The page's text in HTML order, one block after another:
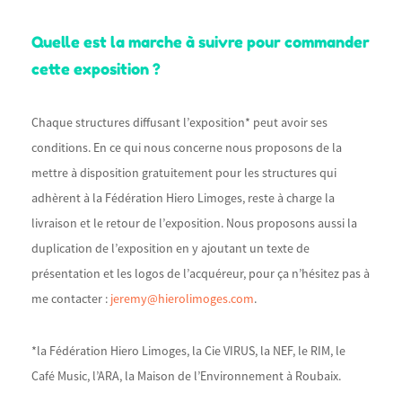
Quelle est la marche à suivre pour commander
cette exposition ?
Chaque structures diffusant l’exposition* peut avoir ses
conditions. En ce qui nous concerne nous proposons de la
mettre à disposition gratuitement pour les structures qui
adhèrent à la Fédération Hiero Limoges, reste à charge la
livraison et le retour de l’exposition. Nous proposons aussi la
duplication de l’exposition en y ajoutant un texte de
présentation et les logos de l’acquéreur, pour ça n’hésitez pas à
me contacter : jeremy@hierolimoges.com.
*la Fédération Hiero Limoges, la Cie VIRUS, la NEF, le RIM, le
Café Music, l’ARA, la Maison de l’Environnement à Roubaix.